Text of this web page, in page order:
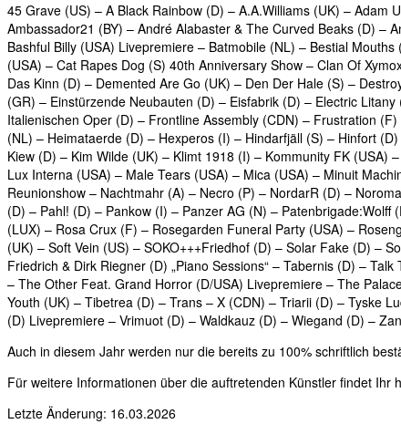
45 Grave (US) – A Black Rainbow (D) – A.A.Williams (UK) –
Ambassador21 (BY) – André Alabaster & The Curved Beaks (D) –
Bashful Billy (USA) Livepremiere – Batmobile (NL) – Bestial
(USA) – Cat Rapes Dog (S) 40th Anniversary Show – Clan Of
Das Kinn (D) – Demented Are Go (UK) – Den Der Hale (S) –
(GR) – Einstürzende Neubauten (D) – Eisfabrik (D) – Electric
Italienischen Oper (D) – Frontline Assembly (CDN) – Frustration
(NL) – Heimataerde (D) – Hexperos (I) – Hindarfjäll (S) – Hinfort
Kiew (D) – Kim Wilde (UK) – Klimt 1918 (I) – Kommunity FK
Lux Interna (USA) – Male Tears (USA) – Mica (USA) – Minuit
Reunionshow – Nachtmahr (A) – Necro (P) – NordarR (D) –
(D) – Pahl! (D) – Pankow (I) – Panzer AG (N) –
(LUX) – Rosa Crux (F) – Rosegarden Funeral Party (USA) –
(UK) – Soft Vein (US) – SOKO+++Friedhof (D) – Solar Fake (D) –
Friedrich & Dirk Riegner (D) „Piano Sessions“ – Tabernis (D) –
– The Other Feat. Grand Horror (D/USA) Livepremiere – The
Youth (UK) – Tibetrea (D) – Trans – X (CDN) – Triarii (D) – Tyske
(D) Livepremiere – Vrimuot (D) – Waldkauz (D) – Wiegand (D) –
Auch in diesem Jahr werden nur die bereits zu 100% schriftlich
Für weitere Informationen über die auftretenden Künstler findet Ihr
Letzte Änderung: 16.03.2026